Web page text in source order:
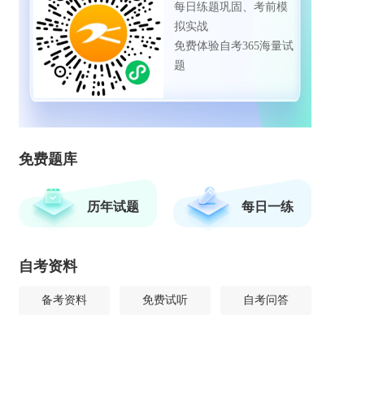
每日练题巩固、考前模
拟实战
免费体验自考365海量试
题
免费题库
历年试题 每日一练
自考资料
备考资料 免费试听 自考问答